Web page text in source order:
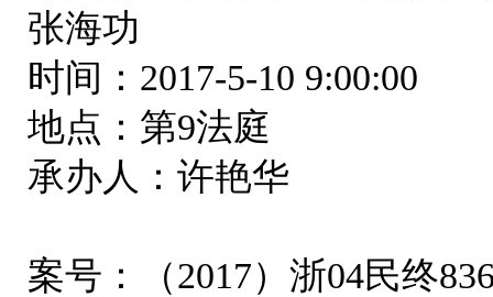
张海功
时间：2017-5-10 9:00:00
地点：第9法庭
承办人：许艳华
案号：（2017）浙04民终